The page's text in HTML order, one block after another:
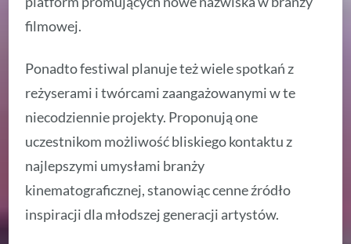
filmowej.
Ponadto festiwal planuje też wiele spotkań z
reżyserami i twórcami zaangażowanymi w te
niecodziennie projekty. Proponują one
uczestnikom możliwość bliskiego kontaktu z
najlepszymi umysłami branży
kinematograficznej, stanowiąc cenne źródło
inspiracji dla młodszej generacji artystów.